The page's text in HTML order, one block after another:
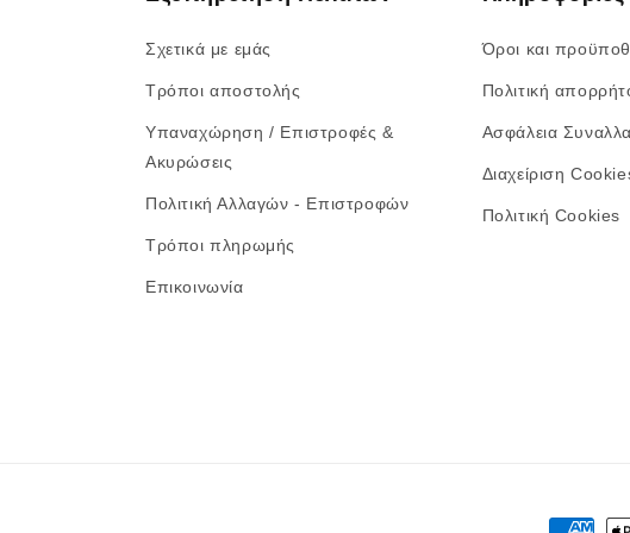
Σχετικά με εμάς
Τρόποι αποστολής
Υπαναχώρηση / Επιστροφές &
Ακυρώσεις
Πολιτική Αλλαγών - Επιστροφών
Τρόποι πληρωμής
Επικοινωνία
Όροι και
Πολιτική
Ασφάλεια
Διαχείριση
Πολιτική Cookies